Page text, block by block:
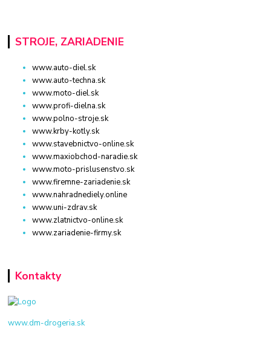
STROJE, ZARIADENIE
www.auto-diel.sk
www.auto-techna.sk
www.moto-diel.sk
www.profi-dielna.sk
www.polno-stroje.sk
www.krby-kotly.sk
www.stavebnictvo-online.sk
www.maxiobchod-naradie.sk
www.moto-prislusenstvo.sk
www.firemne-zariadenie.sk
www.nahradnediely.online
www.uni-zdrav.sk
www.zlatnictvo-online.sk
www.zariadenie-firmy.sk
Kontakty
www.dm-drogeria.sk